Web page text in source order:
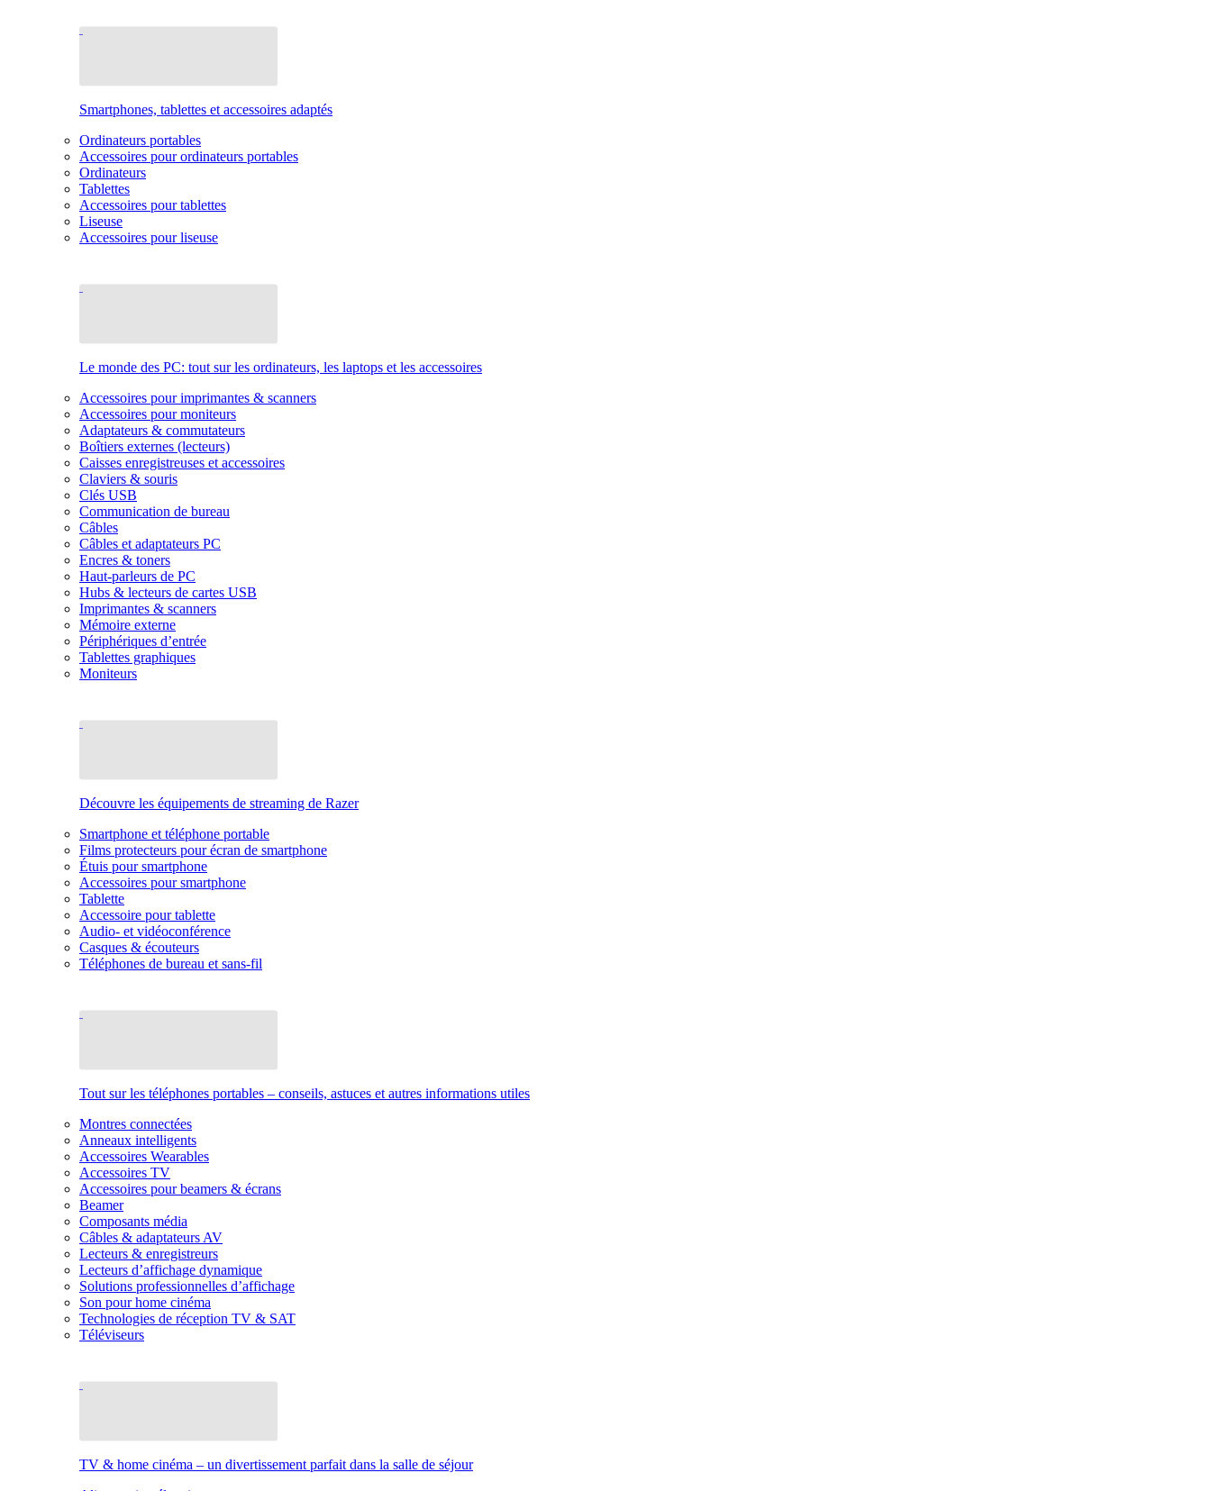
Smartphones, tablettes et accessoires adaptés
Ordinateurs portables
Accessoires pour ordinateurs portables
Ordinateurs
Tablettes
Accessoires pour tablettes
Liseuse
Accessoires pour liseuse
Le monde des PC: tout sur les ordinateurs, les laptops et les accessoires
Accessoires pour imprimantes & scanners
Accessoires pour moniteurs
Adaptateurs & commutateurs
Boîtiers externes (lecteurs)
Caisses enregistreuses et accessoires
Claviers & souris
Clés USB
Communication de bureau
Câbles
Câbles et adaptateurs PC
Encres & toners
Haut-parleurs de PC
Hubs & lecteurs de cartes USB
Imprimantes & scanners
Mémoire externe
Périphériques d’entrée
Tablettes graphiques
Moniteurs
Découvre les équipements de streaming de Razer
Smartphone et téléphone portable
Films protecteurs pour écran de smartphone
Étuis pour smartphone
Accessoires pour smartphone
Tablette
Accessoire pour tablette
Audio- et vidéoconférence
Casques & écouteurs
Téléphones de bureau et sans-fil
Tout sur les téléphones portables – conseils, astuces et autres informations utiles
Montres connectées
Anneaux intelligents
Accessoires Wearables
Accessoires TV
Accessoires pour beamers & écrans
Beamer
Composants média
Câbles & adaptateurs AV
Lecteurs & enregistreurs
Lecteurs d’affichage dynamique
Solutions professionnelles d’affichage
Son pour home cinéma
Technologies de réception TV & SAT
Téléviseurs
TV & home cinéma – un divertissement parfait dans la salle de séjour